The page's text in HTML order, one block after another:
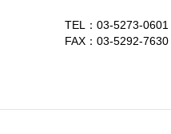
TEL：03-5273-0601
FAX：03-5292-7630